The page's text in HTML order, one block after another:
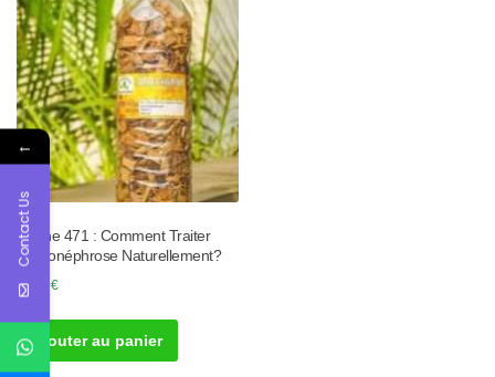
Tisane 471 : Comment Traiter
Hydronéphrose Naturellement?
50.00€
Ajouter au panier
←
Contact Us